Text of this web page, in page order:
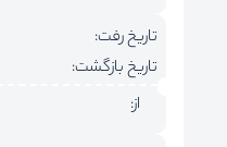
تاریخ رفت:
تاریخ بازگشت:
از: